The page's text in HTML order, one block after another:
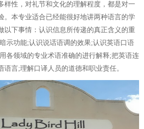
样性，对礼节和文化的理解程度，都是对一
。本专业适合已经能很好地讲两种语言的学
以下事情：认识信息所传递的真正含义的重
示功能;认识说话语调的效果;认识英语口语
各领域的专业术语准确的进行解释;把英语连
语言;理解口译人员的道德和职业责任。